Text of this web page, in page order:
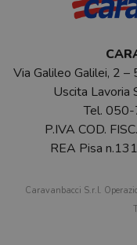
Via Galileo Galilei, 2 –
Uscita Lavoria
Tel. 050-
P.IVA COD.
REA Pisa
Caravanbacci S.r.l.